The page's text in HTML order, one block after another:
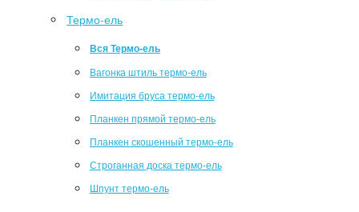
Термо-ель
Вся Термо-ель
Вагонка штиль термо-ель
Имитация бруса термо-ель
Планкен прямой термо-ель
Планкен скошенный термо-ель
Строганная доска термо-ель
Шпунт термо-ель